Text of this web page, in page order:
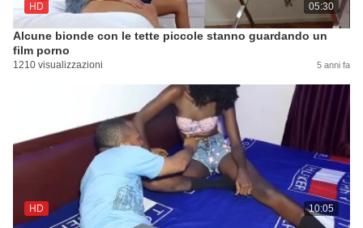
HD 05:30
Alcune bionde con le tette piccole stanno guardando un
film porno
1210 visualizzazioni 5 anni fa
HD 10:05